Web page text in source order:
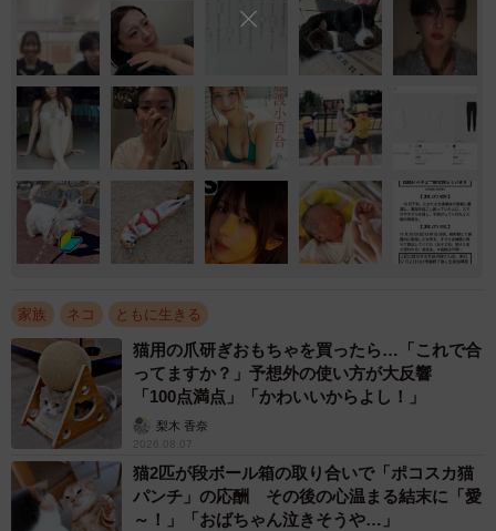
家族 ネコ ともに生きる
猫用の爪研ぎおもちゃを買ったら…「これで合
ってますか？」予想外の使い方が大反響
「100点満点」「かわいいからよし！」
梨木 香奈
2026.08.07
猫2匹が段ボール箱の取り合いで「ポコスカ猫
パンチ」の応酬 その後の心温まる結末に「愛
～！」「おばちゃん泣きそうや…」